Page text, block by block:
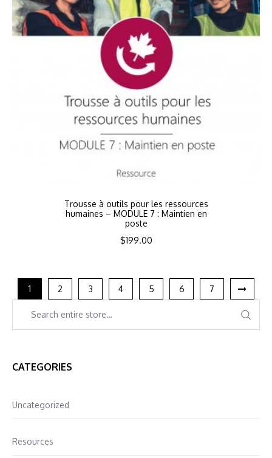
Trousse à outils pour les ressources
humaines – MODULE 7 : Maintien en
poste
$199.00
1 2 3 4 5 6 7
CATEGORIES
Uncategorized
Resources